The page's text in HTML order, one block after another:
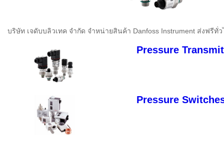
บริษัท เจดับบลิวเทค จำกัด จำหน่ายสินค้า Danfoss Instrument ส่งฟรีทั่
Pressure
Pressure